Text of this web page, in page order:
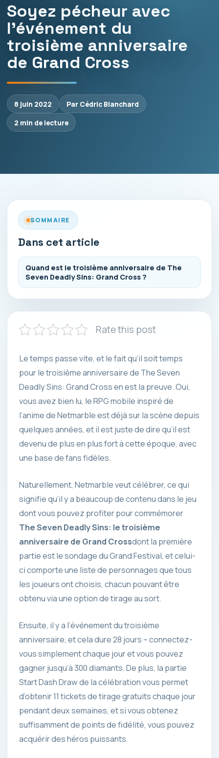
Soyez pécheur avec
l’événement du
troisième anniversaire
de Grand Cross
8 juin 2022
Par Cédric Blanchard
2 min de lecture
SOMMAIRE
Dans cet article
Quand est le troisième anniversaire de The
Seven Deadly Sins: Grand Cross ?
Rate this post
Le temps passe vite, et le fait qu’il soit temps
pour le troisième anniversaire de The Seven
Deadly Sins: Grand Cross en est la preuve. Oui,
vous avez bien lu, le RPG mobile inspiré de
l’anime de Netmarble est déjà sur la scène depuis
quelques années, et il est juste de dire qu’il est
devenu de plus en plus fort à cette époque, avec
une base de fans fidèles.
Naturellement, Netmarble veut célébrer, ce qui
signifie qu’il y a beaucoup de contenu dans le jeu
dont vous pouvez profiter pour commémorer
The Seven Deadly Sins: le troisième
anniversaire de Grand Crossdont la première
partie est le sondage du Grand Festival, et celui-
ci comporte une liste de personnages que tous
les joueurs ont choisis, chacun pouvant être
obtenu via une option de tirage au sort.
Ensuite, il y a l’événement du troisième
anniversaire, et cela dure 28 jours – connectez-
vous simplement chaque jour et vous pouvez
gagner jusqu’à 300 diamants. De plus, la partie
Start Dash Draw de la célébration vous permet
d’obtenir 11 tickets de tirage gratuits chaque jour
pendant deux semaines, et si vous obtenez
suffisamment de points de fidélité, vous pouvez
acquérir des héros puissants.